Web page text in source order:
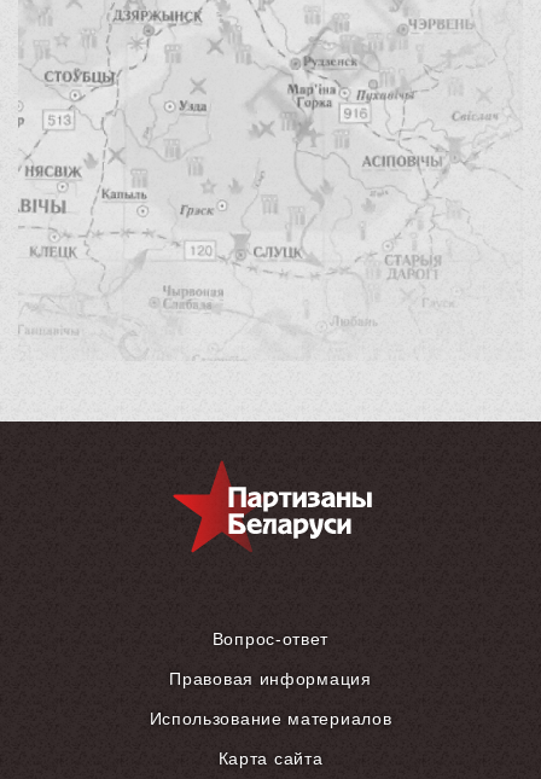
Вопрос-ответ
Правовая информация
Использование материалов
Карта сайта